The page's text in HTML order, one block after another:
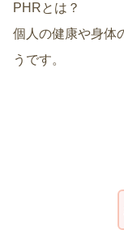
PHRとは？
個人の健康や身体
うです。